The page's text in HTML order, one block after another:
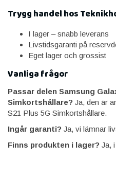
Trygg handel hos
I lager – snabb leverans
Livstidsgaranti på
Eget lager och grossist
Vanliga frågor
Passar delen Samsung
Simkortshållare? Ja, den är
S21 Plus 5G Simkortshållare.
Ingår garanti? Ja, vi lämnar
Finns produkten i lager? Ja,